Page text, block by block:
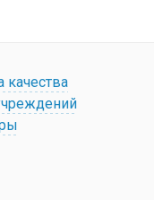
качества